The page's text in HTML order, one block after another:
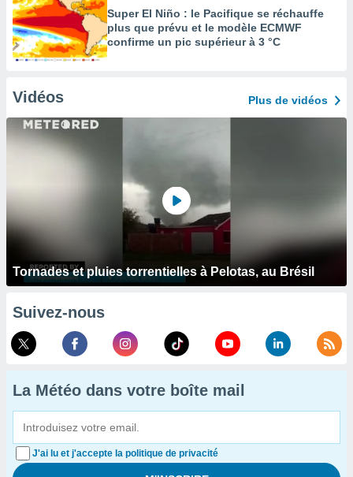
Super El Niño : le Pacifique se réchauffe
plus que prévu et le modèle ECMWF
confirme un pic supérieur à 3 °C
Vidéos Plus de vidéos
Tornades et pluies torrentielles à Pelotas, au Brésil
Suivez-nous
La Météo dans votre boîte mail
J'ai lu et j'accepte la politique de privacité